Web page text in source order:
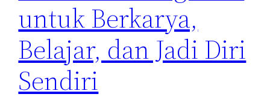
untuk Berkarya,
Belajar, dan Jadi Diri
Sendiri